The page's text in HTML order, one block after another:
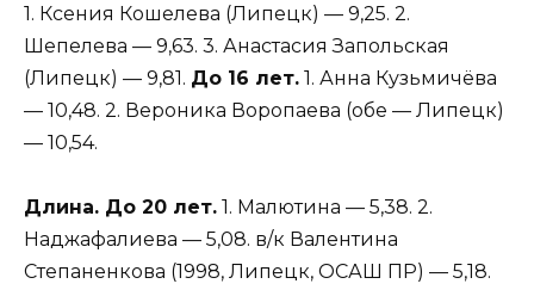
1. Ксения Кошелева (Липецк) — 9,25. 2.
Шепелева — 9,63. 3. Анастасия Запольская
(Липецк) — 9,81. До 16 лет. 1. Анна Кузьмичёва
— 10,48. 2. Вероника Воропаева (обе — Липецк)
— 10,54.
Длина. До 20 лет. 1. Малютина — 5,38. 2.
Наджафалиева — 5,08. в/к Валентина
Степаненкова (1998, Липецк, ОСАШ ПР) — 5,18.